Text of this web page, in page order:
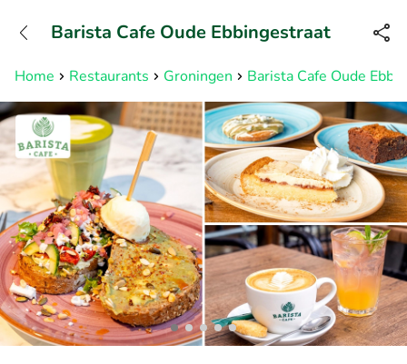
Bereikbaar tot 23:00 uur
Home Restaurants Groningen Barista Cafe Oude
Barista Cafe Oude Ebbingestraat